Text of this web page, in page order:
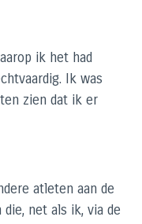
ik het had
Ik was
zien dat ik er
atleten aan de
net als ik, via de